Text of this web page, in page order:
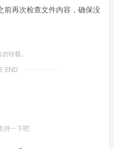
前再次检查文件内容，确保没
转载。
END
持一下吧